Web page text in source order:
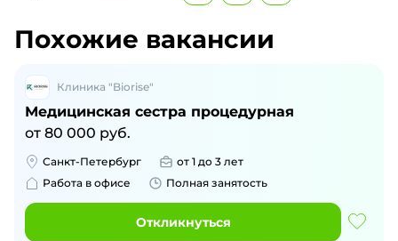
Похожие вакансии
Клиника "Biorise"
Медицинская сестра процедурная
от 80 000 руб.
Санкт-Петербург
от 1 до 3 лет
Работа в офисе
Полная занятость
Откликнуться